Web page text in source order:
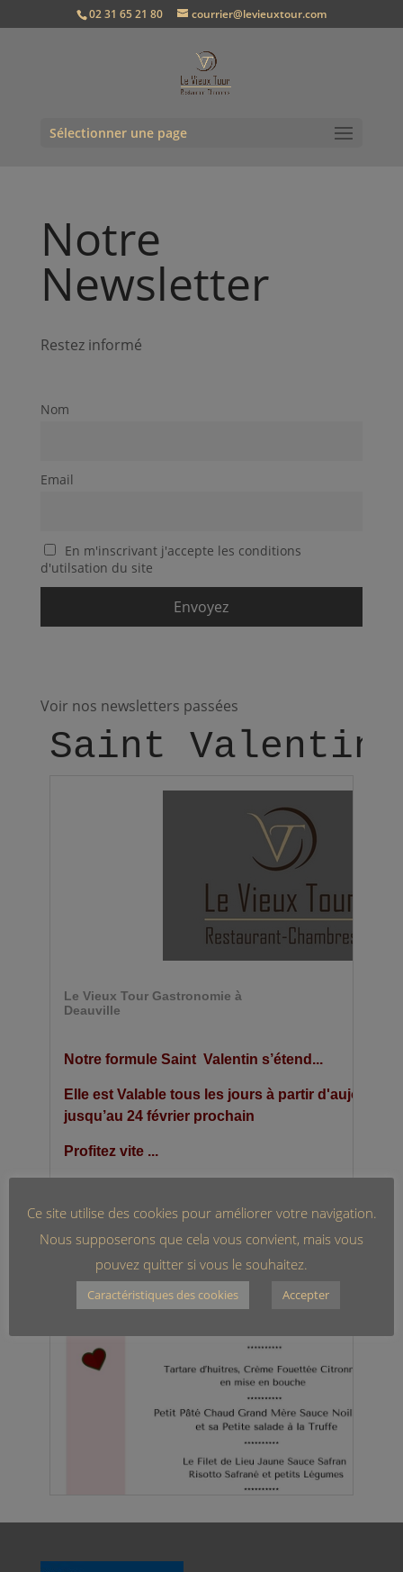
02 31 65 21 80 courrier@levieuxtour.com
Sélectionner une page
Notre
Newsletter
Restez informé
Nom
Email
En m'inscrivant j'accepte les conditions
d'utilsation du site
Voir nos newsletters passées
Saint Valentin
Ce site utilise des cookies pour améliorer votre navigation.
Nous supposerons que cela vous convient, mais vous
pouvez quitter si vous le souhaitez.
Caractéristiques des cookies Accepter